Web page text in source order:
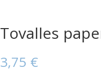
Tovalles
3,75 €